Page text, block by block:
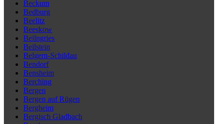
Beckum
Bedburg
Beelitz
Beeskow
Beilngries
Beilstein
Belgern-Schildau
Bendorf
Bensheim
Berching
Bergen
Bergen auf Rügen
Bergheim
Bergisch Gladbach